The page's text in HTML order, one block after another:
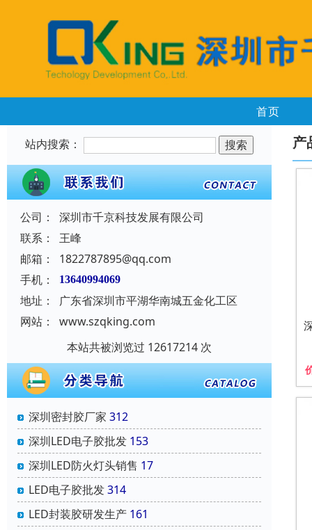
首页
站内搜索：
公司：
深圳市千京科技发展有限公司
联系：
王峰
邮箱：
1822787895@qq.com
手机：
13640994069
地址：
广东省深圳市平湖华南城五金化工区
网站：
www.szqking.com
本站共被浏览过 12617214 次
深圳密封胶厂家 312
深圳LED电子胶批发 153
深圳LED防火灯头销售 17
LED电子胶批发314
LED封装胶研发生产 161
产